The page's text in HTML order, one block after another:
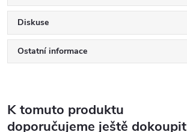
Diskuse
Ostatní informace
K tomuto produktu
doporučujeme ještě dokoupit